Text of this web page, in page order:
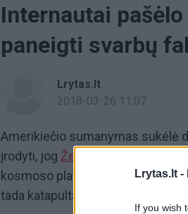
Lrytas.lt -
If you wish
Internautai
paneigti svarbų
Lrytas.lt
2018-03-26 11:07
Amerikiečio sumanymas sukėlė
įrodyti, jog Žemė
kosmoso platybes. Tiesa, pakilo į
tada katapultavosi.